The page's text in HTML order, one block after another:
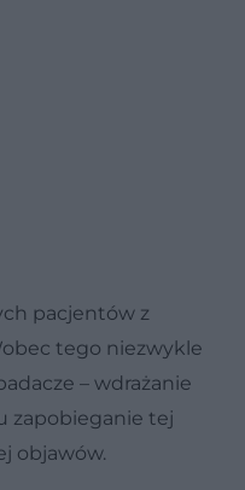
pacjentów z
tego niezwykle
– wdrażanie
zapobieganie tej
objawów.